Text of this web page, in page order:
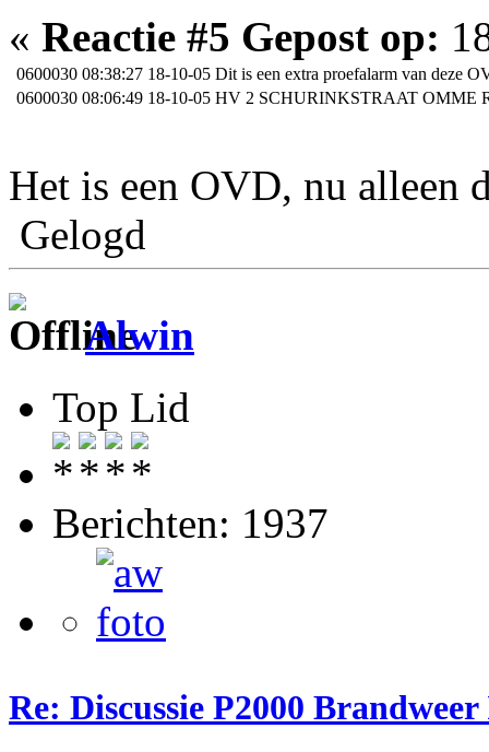
« Reactie #5 Gepost op:
0600030 08:38:27 18-10-05 Dit is een extra proefalarm van deze
0600030 08:06:49 18-10-05 HV 2 SCHURINKSTRAAT OMME
Het is een OVD, nu
Gelogd
Alwin
Top Lid
Berichten: 1937
Re: Discussie P2000